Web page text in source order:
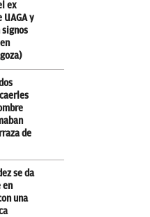
ex
UAGA y
signos
de
se da
en
una